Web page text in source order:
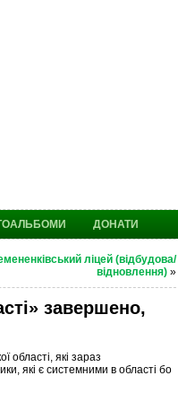
ДОНАТИ
ліцей (відбудова/
відновлення) »
завершено,
області, які зараз
які є системними в області бо